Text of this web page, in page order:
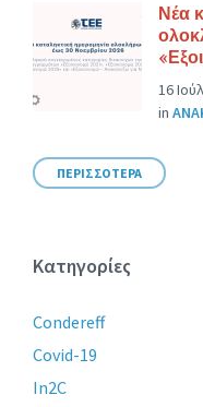
Νέα
16
in
ΠΕΡΙΣΣΟΤΕΡΑ
Κατηγορίες
Condereff
Covid-19
In2C